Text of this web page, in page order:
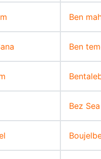
Ben
Ben
Bez